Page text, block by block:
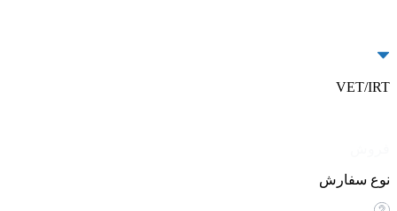
VET/IRT
نوع سفارش